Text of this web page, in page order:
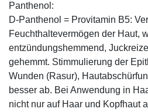
Panthenol:
D-Panthenol = Provitamin B5:
Feuchthaltevermögen der Haut,
entzündungshemmend,
gehemmt. Stimmulierung der
Wunden (Rasur),
besser ab. Bei Anwendung in
nicht nur auf Haar und Kopfhaut